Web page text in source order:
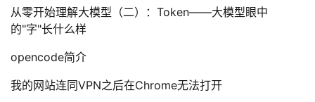
从零开始理解大模型（二）：Token——大模型眼中
的"字"长什么样
opencode简介
我的网站连同VPN之后在Chrome无法打开